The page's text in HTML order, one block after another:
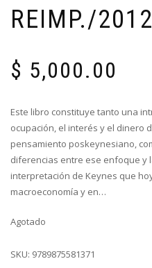
REIMP./
$ 5,000.00
Este libro constituye tanto una
ocupación, el interés y el dinero
pensamiento poskeynesiano,
diferencias entre ese enfoque y
interpretación de Keynes que
macroeconomía y en…
Agotado
SKU: 9789875581371